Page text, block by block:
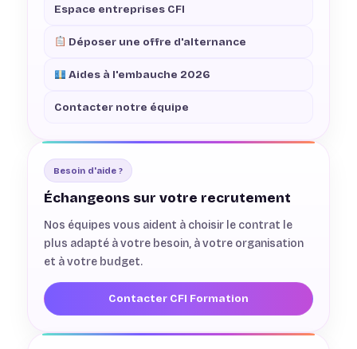
Espace entreprises CFI
Déposer une offre d'alternance
Aides à l'embauche 2026
Contacter notre équipe
Besoin d'aide ?
Échangeons sur votre recrutement
Nos équipes vous aident à choisir le contrat le
plus adapté à votre besoin, à votre organisation
et à votre budget.
Contacter CFI Formation